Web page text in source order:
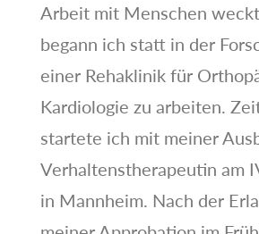
Arbeit mit Menschen
begann ich statt in der
einer Rehaklinik für
Kardiologie zu arbeiten.
startete ich mit meiner
Verhaltenstherapeutin am
in Mannheim. Nach der